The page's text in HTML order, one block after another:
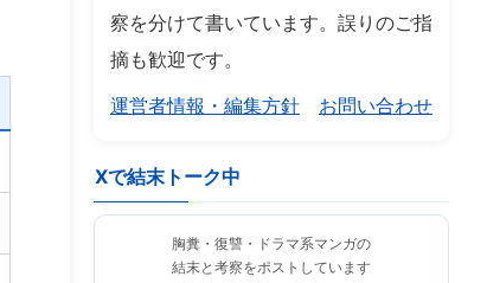
察を分けて書いています。誤りのご指
摘も歓迎です。
運営者情報・編集方針
お問い合わせ
Xで結末トーク中
胸糞・復讐・ドラマ系マンガの
結末と考察をポストしています